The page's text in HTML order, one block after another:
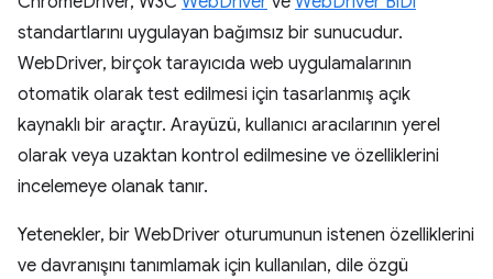
standartlarını uygulayan bağımsız bir sunucudur.
WebDriver, birçok tarayıcıda web uygulamalarının
otomatik olarak test edilmesi için tasarlanmış açık
kaynaklı bir araçtır. Arayüzü, kullanıcı aracılarının yerel
olarak veya uzaktan kontrol edilmesine ve özelliklerini
incelemeye olanak tanır.
Yetenekler, bir WebDriver oturumunun istenen özelliklerini
ve davranışını tanımlamak için kullanılan, dile özgü